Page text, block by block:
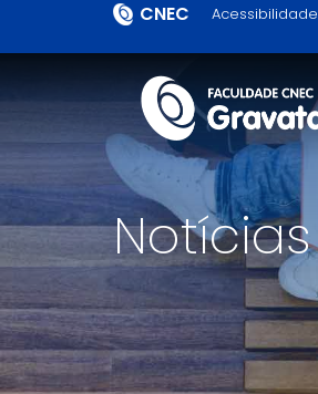
CNEC Acessibilidade
Notícias